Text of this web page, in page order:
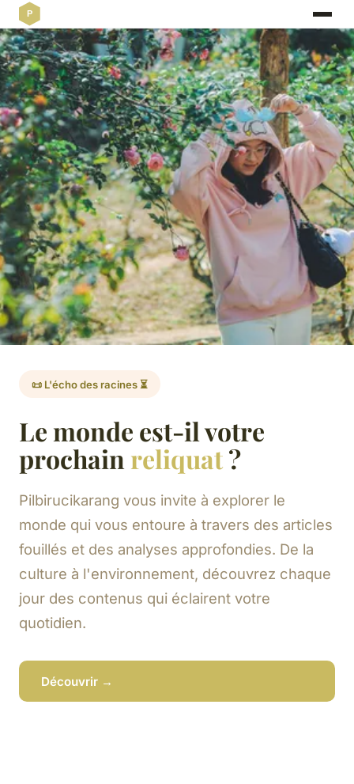
📜 L'écho des racines ⏳
Le monde est-il votre
prochain reliquat?
Pilbirucikarang vous invite à explorer le
monde qui vous entoure à travers des articles
fouillés et des analyses approfondies. De la
culture à l'environnement, découvrez chaque
jour des contenus qui éclairent votre
quotidien.
Découvrir →